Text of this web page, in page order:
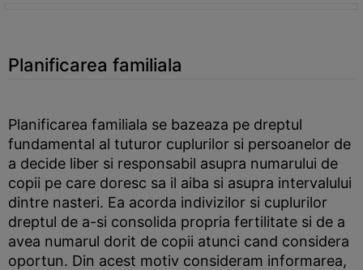
Planificarea familiala
Planificarea familiala se bazeaza pe dreptul
fundamental al tuturor cuplurilor si persoanelor de
a decide liber si responsabil asupra numarului de
copii pe care doresc sa il aiba si asupra intervalului
dintre nasteri. Ea acorda indivizilor si cuplurilor
dreptul de a-si consolida propria fertilitate si de a
avea numarul dorit de copii atunci cand considera
oportun. Din acest motiv consideram informarea,